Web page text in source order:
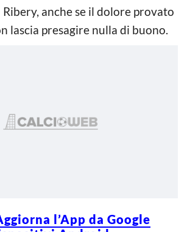
anche se il dolore provato
lascia presagire nulla di buono.
l’App da Google